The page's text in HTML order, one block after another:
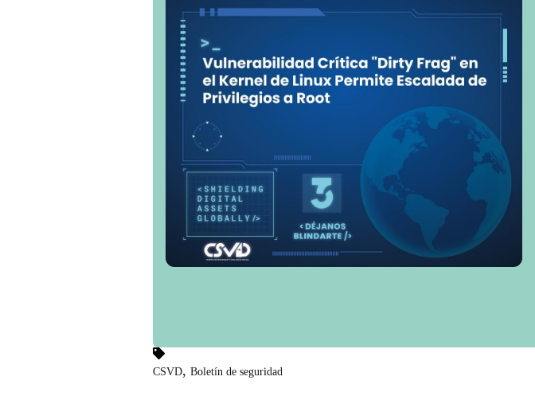
CSVD, Boletín de seguridad